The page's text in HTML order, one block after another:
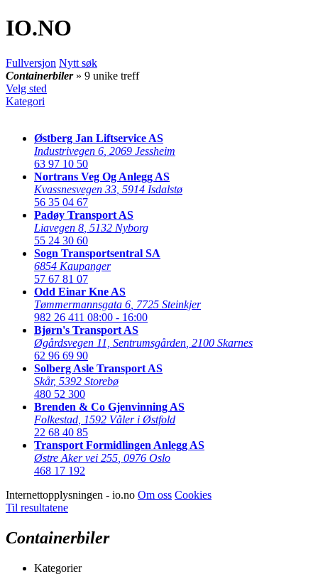
IO.NO
Fullversjon Nytt søk
Containerbiler » 9 unike treff
Velg sted
Kategori
Østberg Jan Liftservice AS
Industrivegen 6 2069 Jessheim
63 97 10 50
Nortrans Veg Og Anlegg AS
Kvassnesvegen 33 5914 Isdalstø
56 35 04 67
Padøy Transport AS
Liavegen 8 5132 Nyborg
55 24 30 60
Sogn Transportsentral SA
6854 Kaupanger
57 67 81 07
Odd Einar Kne AS
Tømmermannsgata 6 7725 Steinkjer
982 26 411 08:00 - 16:00
Bjørn's Transport AS
Øgårdsvegen 11, Sentrumsgården 2100 Skarnes
62 96 69 90
Solberg Asle Transport AS
Skår, 5392 Storebø
480 52 300
Brenden & Co Gjenvinning AS
Folkestad 1592 Våler i Østfold
22 68 40 85
Transport Formidlingen Anlegg AS
Østre Aker vei 255 0976 Oslo
468 17 192
Internettopplysningen - io.no Om oss Cookies
Til resultatene
Containerbiler
Kategorier